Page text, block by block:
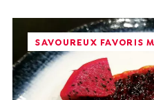
SAVOUREUX FAVORIS